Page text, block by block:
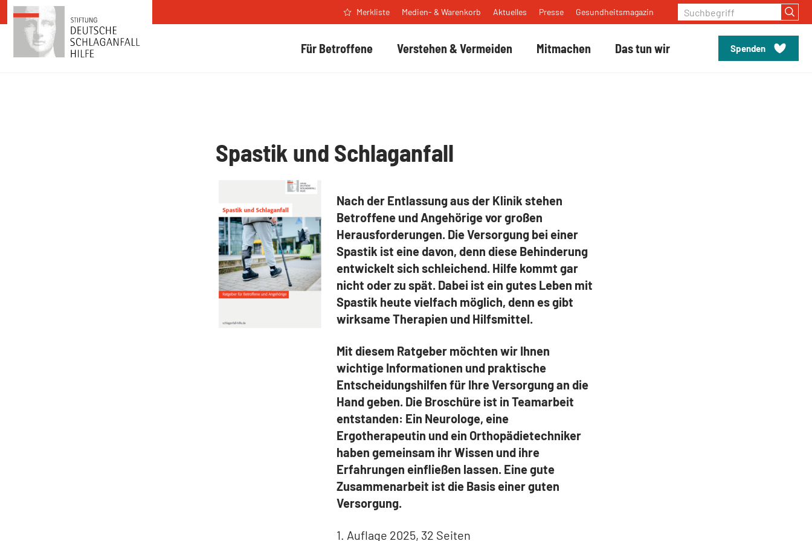
Zum Inhalt springen
Für Betroffene Verstehen & Vermeiden Mitmachen Das tun wir Spenden
Merkliste Medien- & Warenkorb Aktuelles Presse Gesundheitsmagazin Suchbegriff
Spastik und Schlaganfall
Nach der Entlassung aus der Klinik stehen
Betroffene und Angehörige vor großen
Herausforderungen. Die Versorgung bei einer
Spastik ist eine davon, denn diese Behinderung
entwickelt sich schleichend. Hilfe kommt gar
nicht oder zu spät. Dabei ist ein gutes Leben mit
Spastik heute vielfach möglich, denn es gibt
wirksame Therapien und Hilfsmittel.
Mit diesem Ratgeber möchten wir Ihnen
wichtige Informationen und praktische
Entscheidungshilfen für Ihre Versorgung an die
Hand geben. Die Broschüre ist in Teamarbeit
entstanden: Ein Neurologe, eine
Ergotherapeutin und ein Orthopädietechniker
haben gemeinsam ihr Wissen und ihre
Erfahrungen einfließen lassen. Eine gute
Zusammenarbeit ist die Basis einer guten
Versorgung.
1. Auflage 2025, 32 Seiten